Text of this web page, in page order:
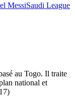
MessiSaudi League
au Togo. Il traite
national et